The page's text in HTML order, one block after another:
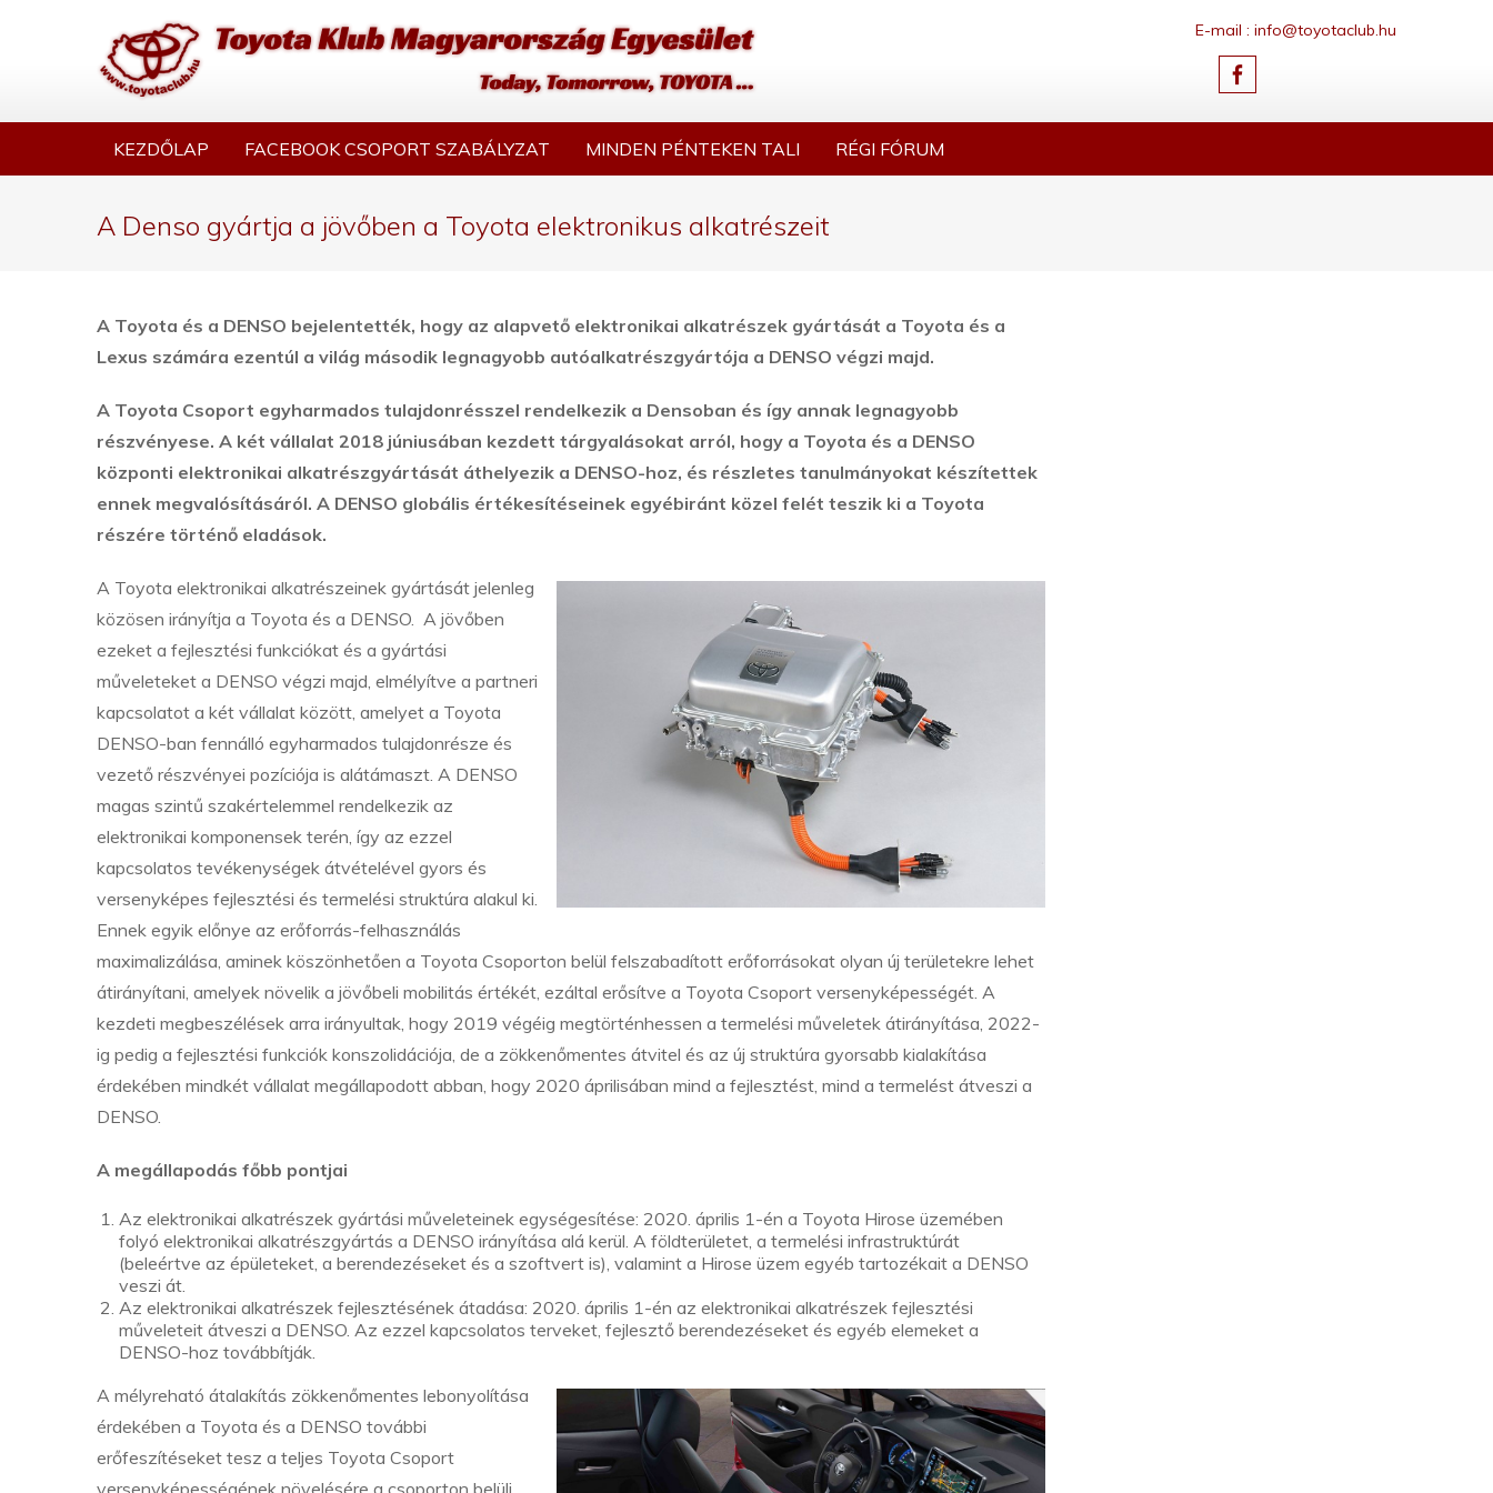
E-mail : info@toyotaclub.hu
KEZDŐLAP FACEBOOK CSOPORT SZABÁLYZAT MINDEN PÉNTEKEN TALI RÉGI FÓRUM
A Denso gyártja a jövőben a Toyota elektronikus alkatrészeit
A Toyota és a DENSO bejelentették, hogy az alapvető elektronikai alkatrészek gyártását a Toyota és a
Lexus számára ezentúl a világ második legnagyobb autóalkatrészgyártója a DENSO végzi majd.
A Toyota Csoport egyharmados tulajdonrésszel rendelkezik a Densoban és így annak legnagyobb
részvényese. A két vállalat 2018 júniusában kezdett tárgyalásokat arról, hogy a Toyota és a DENSO
központi elektronikai alkatrészgyártását áthelyezik a DENSO-hoz, és részletes tanulmányokat készítettek
ennek megvalósításáról. A DENSO globális értékesítéseinek egyébiránt közel felét teszik ki a Toyota
részére történő eladások.
A Toyota elektronikai alkatrészeinek gyártását jelenleg
közösen irányítja a Toyota és a DENSO. A jövőben
ezeket a fejlesztési funkciókat és a gyártási
műveleteket a DENSO végzi majd, elmélyítve a partneri
kapcsolatot a két vállalat között, amelyet a Toyota
DENSO-ban fennálló egyharmados tulajdonrésze és
vezető részvényei pozíciója is alátámaszt. A DENSO
magas szintű szakértelemmel rendelkezik az
elektronikai komponensek terén, így az ezzel
kapcsolatos tevékenységek átvételével gyors és
versenyképes fejlesztési és termelési struktúra alakul ki.
Ennek egyik előnye az erőforrás-felhasználás
maximalizálása, aminek köszönhetően a Toyota Csoporton belül felszabadított erőforrásokat olyan új területekre lehet
átirányítani, amelyek növelik a jövőbeli mobilitás értékét, ezáltal erősítve a Toyota Csoport versenyképességét. A
kezdeti megbeszélések arra irányultak, hogy 2019 végéig megtörténhessen a termelési műveletek átirányítása, 2022-
ig pedig a fejlesztési funkciók konszolidációja, de a zökkenőmentes átvitel és az új struktúra gyorsabb kialakítása
érdekében mindkét vállalat megállapodott abban, hogy 2020 áprilisában mind a fejlesztést, mind a termelést átveszi a
DENSO.
A megállapodás főbb pontjai
Az elektronikai alkatrészek gyártási műveleteinek egységesítése: 2020. április 1-én a Toyota Hirose üzemében
folyó elektronikai alkatrészgyártás a DENSO irányítása alá kerül. A földterületet, a termelési infrastruktúrát
(beleértve az épületeket, a berendezéseket és a szoftvert is), valamint a Hirose üzem egyéb tartozékait a DENSO
veszi át.
Az elektronikai alkatrészek fejlesztésének átadása: 2020. április 1-én az elektronikai alkatrészek fejlesztési
műveleteit átveszi a DENSO. Az ezzel kapcsolatos terveket, fejlesztő berendezéseket és egyéb elemeket a
DENSO-hoz továbbítják.
A mélyreható átalakítás zökkenőmentes lebonyolítása
érdekében a Toyota és a DENSO további
erőfeszítéseket tesz a teljes Toyota Csoport
versenyképességének növelésére a csoporton belüli